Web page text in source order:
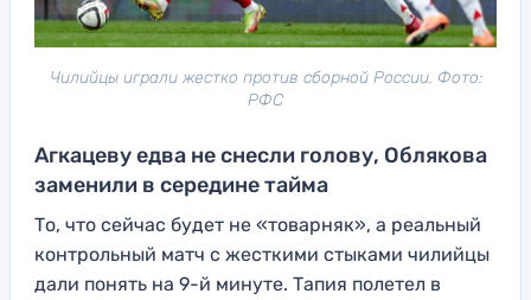
Чилийцы играли жестко против сборной России. Фото:
РФС
Агкацеву едва не снесли голову, Облякова
заменили в середине тайма
То, что сейчас будет не «товарняк», а реальный
контрольный матч с жесткими стыками чилийцы
дали понять на 9-й минуте. Тапия полетел в